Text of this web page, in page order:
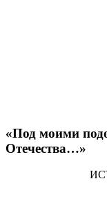
«Под моими
Отечества…»